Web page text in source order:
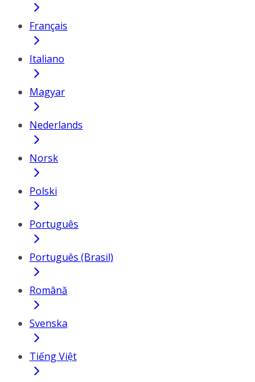
Français
Italiano
Magyar
Nederlands
Norsk
Polski
Português
Português (Brasil)
Română
Svenska
Tiếng Việt